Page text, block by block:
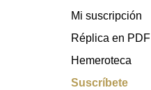
Mi suscripción
Réplica en PDF
Hemeroteca
Suscríbete